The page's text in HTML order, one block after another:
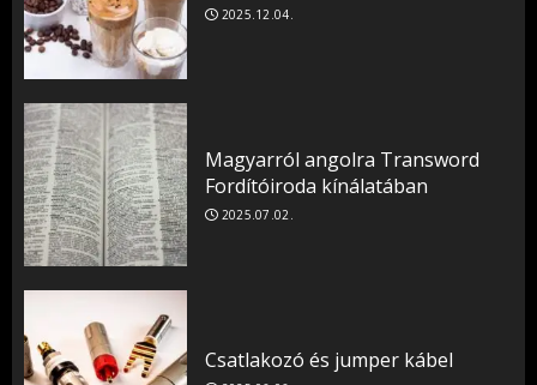
2025.12.04.
Magyarról angolra Transword
Fordítóiroda kínálatában
2025.07.02.
Csatlakozó és jumper kábel